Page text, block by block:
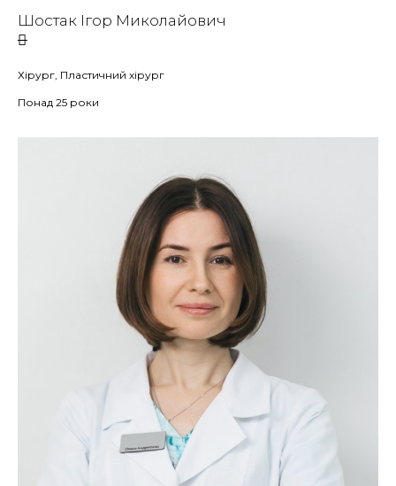
Шостак Ігор Миколайович
Хірург, Пластичний хірург
Понад 25 роки